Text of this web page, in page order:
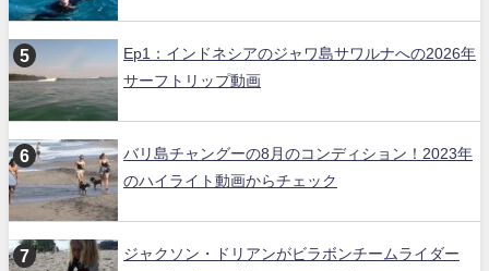
Ep1：インドネシアのジャワ島サワルナへの2026年
サーフトリップ動画
バリ島チャングーの8月のコンディション！2023年
のハイライト動画からチェック
ジャクソン・ドリアンがビラボンチームライダー